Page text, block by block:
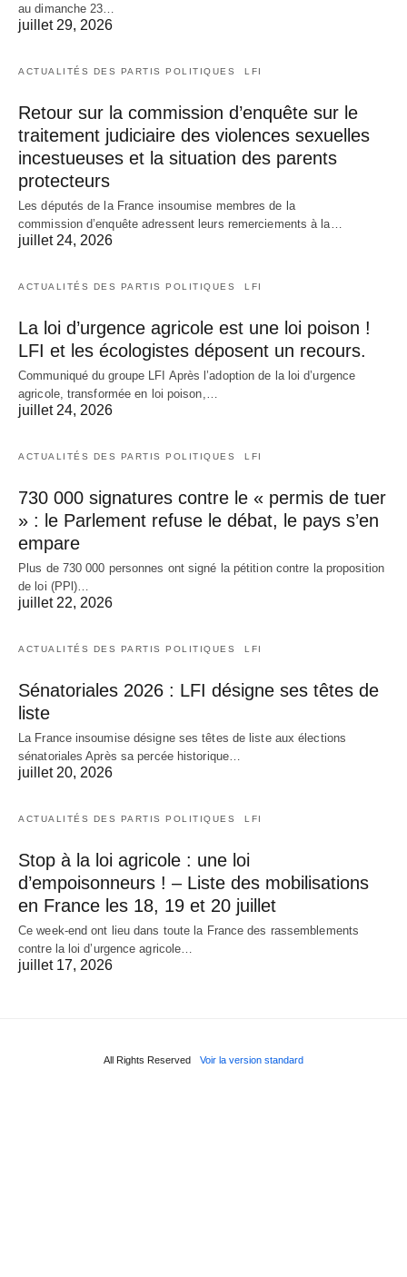
au dimanche 23…
juillet 29, 2026
ACTUALITÉS DES PARTIS POLITIQUES LFI
Retour sur la commission d’enquête sur le
traitement judiciaire des violences sexuelles
incestueuses et la situation des parents
protecteurs
Les députés de la France insoumise membres de la
commission d’enquête adressent leurs remerciements à la…
juillet 24, 2026
ACTUALITÉS DES PARTIS POLITIQUES LFI
La loi d’urgence agricole est une loi poison !
LFI et les écologistes déposent un recours.
Communiqué du groupe LFI Après l’adoption de la loi d’urgence
agricole, transformée en loi poison,…
juillet 24, 2026
ACTUALITÉS DES PARTIS POLITIQUES LFI
730 000 signatures contre le « permis de tuer
» : le Parlement refuse le débat, le pays s’en
empare
Plus de 730 000 personnes ont signé la pétition contre la proposition
de loi (PPl)…
juillet 22, 2026
ACTUALITÉS DES PARTIS POLITIQUES LFI
Sénatoriales 2026 : LFI désigne ses têtes de
liste
La France insoumise désigne ses têtes de liste aux élections
sénatoriales Après sa percée historique…
juillet 20, 2026
ACTUALITÉS DES PARTIS POLITIQUES LFI
Stop à la loi agricole : une loi
d’empoisonneurs ! – Liste des mobilisations
en France les 18, 19 et 20 juillet
Ce week-end ont lieu dans toute la France des rassemblements
contre la loi d’urgence agricole…
juillet 17, 2026
All Rights Reserved Voir la version standard